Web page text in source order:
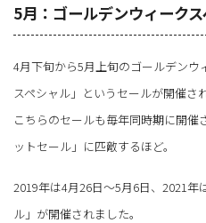
5月：ゴールデンウィーク
4月下旬から5月上旬のゴールデン
スペシャル」というセールが開催され
こちらのセールも毎年同時期に開催
ットセール」に匹敵するほど。
2019年は4月26日～5月6日、2021年
ル」が開催されました。